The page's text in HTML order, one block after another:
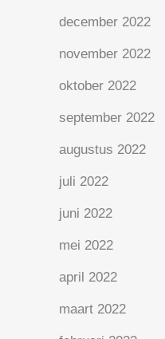
december 2022
november 2022
oktober 2022
september 2022
augustus 2022
juli 2022
juni 2022
mei 2022
april 2022
maart 2022